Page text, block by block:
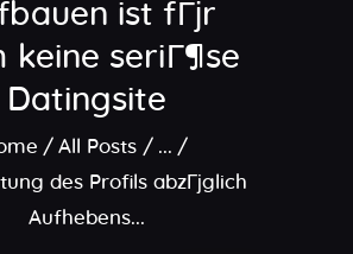
ist fГјr
keine seriГ¶se
Datingsite
All Posts
...
des Profils abzГјglich
Aufhebens...